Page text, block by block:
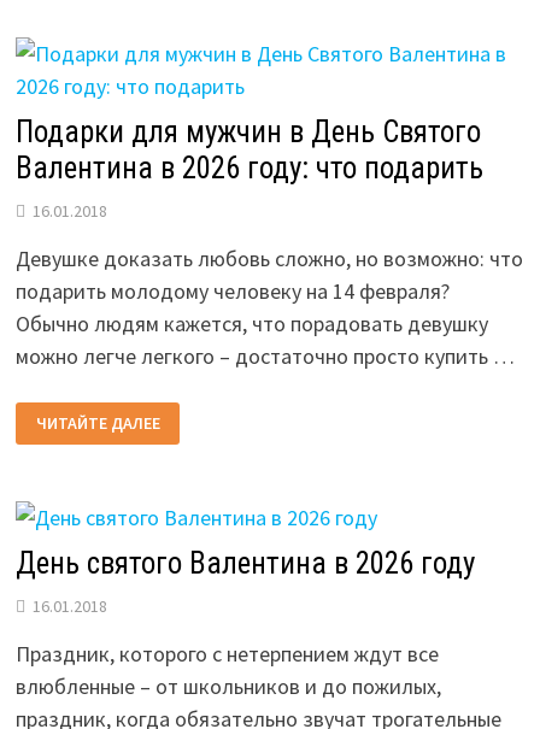
ДЕВУШКИ
ПАРНЯ:
ЛУЧШИЕ
ИДЕИ
Подарки для мужчин в День Святого
Валентина в 2026 году: что подарить
16.01.2018
Девушке доказать любовь сложно, но возможно: что
подарить молодому человеку на 14 февраля?
Обычно людям кажется, что порадовать девушку
можно легче легкого – достаточно просто купить …
ПОДАРКИ
ДЛЯ
МУЖЧИН
ВАЛЕНТИНА
В
ГОДУ:
ЧТО
ПОДАРИТЬ
ЧИТАЙТЕ ДАЛЕЕ
День святого Валентина в 2026 году
16.01.2018
Праздник, которого с нетерпением ждут все
влюбленные – от школьников и до пожилых,
праздник, когда обязательно звучат трогательные